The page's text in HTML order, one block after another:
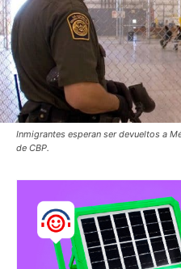
Inmigrantes esperan ser devueltos a
de CBP.